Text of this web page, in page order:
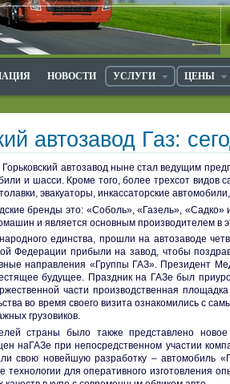
НОВОСТИ УСЛУГИ ЦЕНЫ
автозавод Газ:
автозавод ныне стал ведущим
и шасси. Кроме того, более трехсот
эвакуаторы, инкассаторские
бренды это: «Соболь», «Газель»,
и является основным производителем в
единства, прошли на автозаводе
Федерации прибыли на завод, чтобы
направления «Группы ГАЗ». Президент
будущее. Праздник на ГАЗе был
части производственная
во время своего визита ознакомились с
грузовиков.
страны было также представлено
наГАЗе при непосредственном участии
свою новейшую разработку – автомобиль
технологии для оперативного изготовления